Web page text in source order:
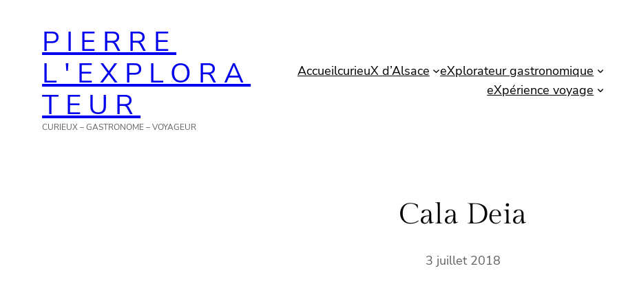
contenuPIERRE
L'EXPLORA
TEUR
CURIEUX – GASTRONOME – VOYAGEUR
AccueilcurieuX d’Alsace
eXplorateur gastronomique
eXpérience voyage
Cala Deia
3 juillet 2018